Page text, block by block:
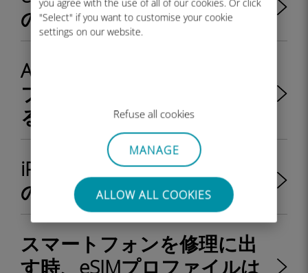
you agree with the use of all of our cookies. Or click
"Select" if you want to customise your cookie
settings on our website.
Refuse all cookies
MANAGE
ALLOW ALL COOKIES
の電話番号が必要ですか？
AndroidデバイスのeSIMプロ
ファイルのラベルを変更す
るには？
iPhoneのeSIMプロファイル
のラベルを変更するには？
スマートフォンを修理に出
す時、eSIMプロファイルは